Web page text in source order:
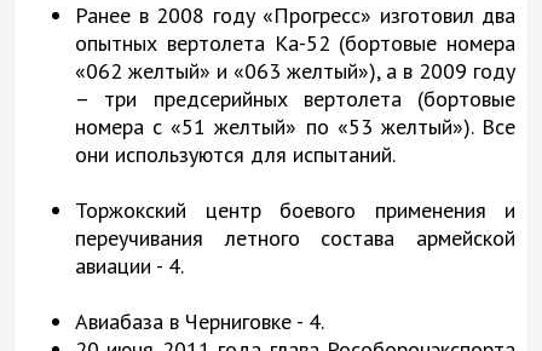
Ранее в 2008 году «Прогресс» изготовил два
опытных вертолета Ка-52 (бортовые номера
«062 желтый» и «063 желтый»), а в 2009 году
– три предсерийных вертолета (бортовые
номера с «51 желтый» по «53 желтый»). Все
они используются для испытаний.
Торжокский центр боевого применения и
переучивания летного состава армейской
авиации - 4.
Авиабаза в Черниговке - 4.